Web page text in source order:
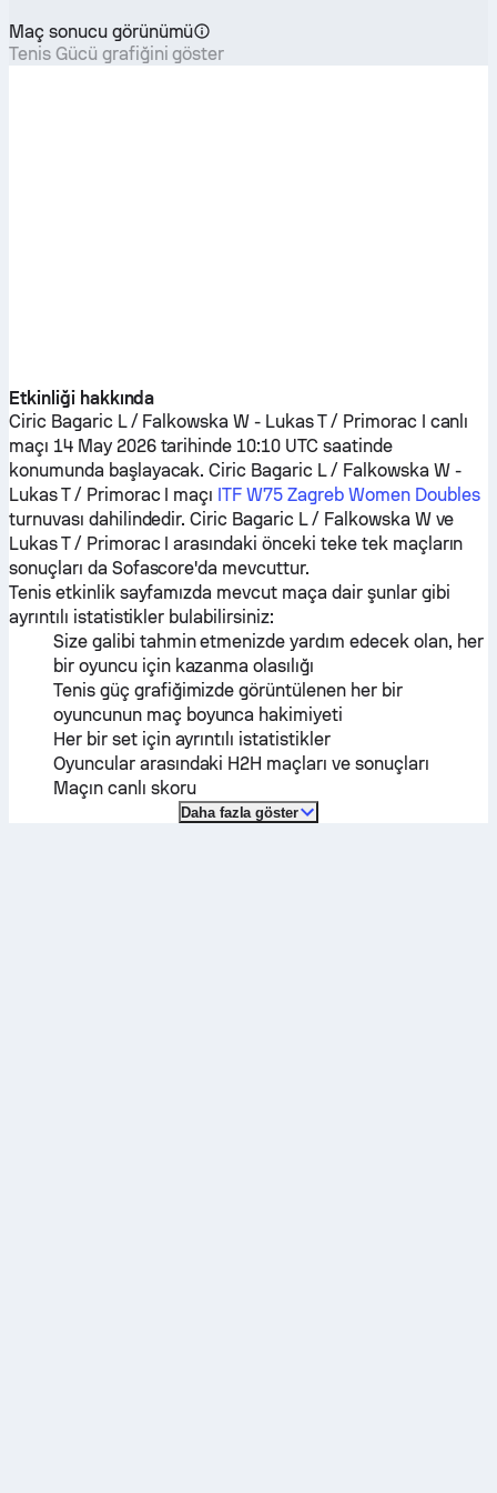
Maç sonucu görünümü
Tenis Gücü grafiğini göster
Etkinliği hakkında
Ciric Bagaric L / Falkowska W - Lukas T / Primorac I canlı
maçı 14 May 2026 tarihinde 10:10 UTC saatinde
konumunda başlayacak.Ciric Bagaric L / Falkowska W-
Lukas T / Primorac I maçı ITF W75 Zagreb Women Doubles
turnuvası dahilindedir.Ciric Bagaric L / Falkowska Wve
Lukas T / Primorac I arasındaki önceki teke tek maçların
sonuçları da Sofascore'da mevcuttur.
Tenis etkinlik sayfamızda mevcut maça dair şunlar gibi
ayrıntılı istatistikler bulabilirsiniz:
Size galibi tahmin etmenizde yardım edecek olan, her
bir oyuncu için kazanma olasılığı
Tenis güç grafiğimizde görüntülenen her bir
oyuncunun maç boyunca hakimiyeti
Her bir set için ayrıntılı istatistikler
Oyuncular arasındaki H2H maçları ve sonuçları
Maçın canlı skoru
Daha fazla göster